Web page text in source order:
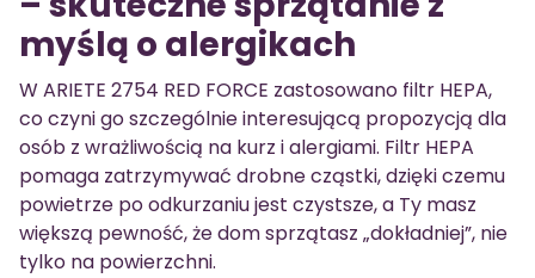
myślą o alergikach
W ARIETE 2754 RED FORCE zastosowano filtr HEPA,
co czyni go szczególnie interesującą propozycją dla
osób z wrażliwością na kurz i alergiami. Filtr HEPA
pomaga zatrzymywać drobne cząstki, dzięki czemu
powietrze po odkurzaniu jest czystsze, a Ty masz
większą pewność, że dom sprzątasz „dokładniej”, nie
tylko na powierzchni.